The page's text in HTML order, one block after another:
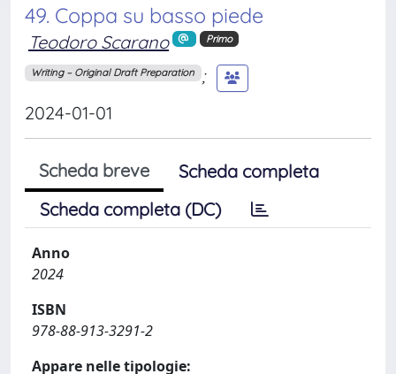
49. Coppa su basso piede
Teodoro Scarano Primo
Writing – Original Draft Preparation ;
2024-01-01
Scheda breve
Scheda completa
Scheda completa (DC)
Anno
2024
ISBN
978-88-913-3291-2
Appare nelle tipologie: